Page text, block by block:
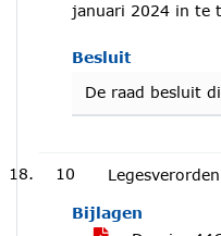
januari 2024 in te
Besluit
De raad besluit
10
Bijlagen